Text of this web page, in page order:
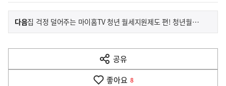
이
전
다
음
다음기
집 걱정 덜어주는 마이홈TV 청년 월세지원제도 편! 청년월세 한시지원
공유
열
기
좋아요 8